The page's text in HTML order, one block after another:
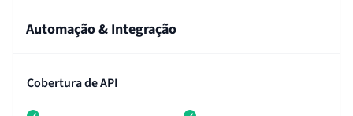
Automação & Integração
Cobertura de API